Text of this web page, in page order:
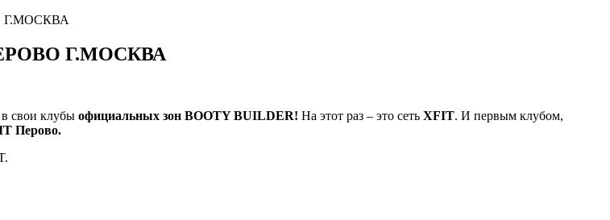
Г.МОСКВА
Г.МОСКВА
в свои клубы официальных зон BOOTY BUILDER! На этот раз – это сеть XFIT. И первым клубом,
Перово.